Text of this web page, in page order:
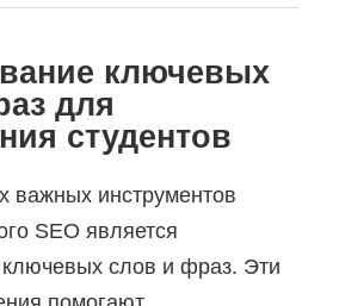
ключевых
для
студентов
важных инструментов
SEO является
ключевых слов и фраз. Эти